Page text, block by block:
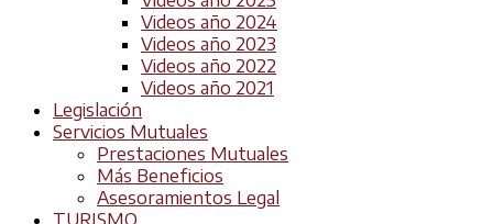
Videos año 2024
Videos año 2023
Videos año 2022
Videos año 2021
Legislación
Servicios Mutuales
Prestaciones Mutuales
Más Beneficios
Asesoramientos Legal